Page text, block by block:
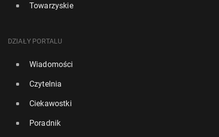
Towarzyskie
DZIAŁY PORTALU
Wiadomości
Czytelnia
Ciekawostki
Poradnik